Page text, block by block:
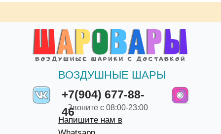
+7(904) 677-88-
46
ВОЗДУШНЫЕ ШАРЫ
Звоните с 08:00-23:00
Напишите нам в